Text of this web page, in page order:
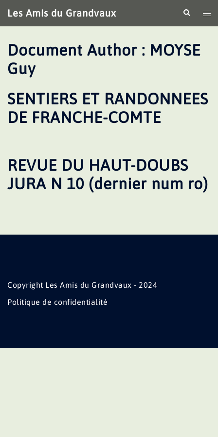
au
contenu
Les Amis du Grandvaux
le
Document Author : MOYSE
Guy
SENTIERS ET RANDONNEES
DE FRANCHE-COMTE
REVUE DU HAUT-DOUBS
JURA N 10 (dernier num ro)
Copyright Les Amis du Grandvaux - 2024
Politique de confidentialité